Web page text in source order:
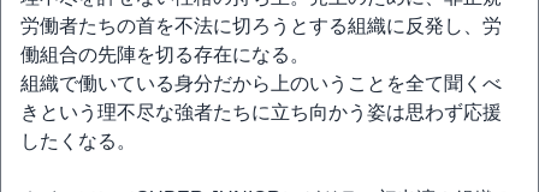
労働者たちの首を不法に切ろうとする組織に反発し、労
働組合の先陣を切る存在になる。
組織で働いている身分だから上のいうことを全て聞くべ
きという理不尽な強者たちに立ち向かう姿は思わず応援
したくなる。